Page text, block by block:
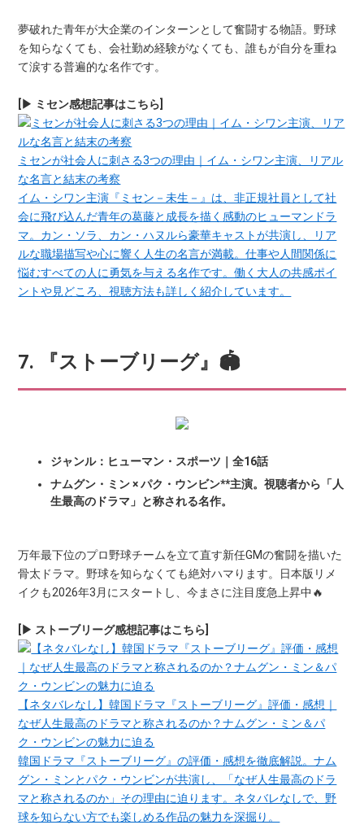
夢破れた青年が大企業のインターンとして奮闘する物語。野球
を知らなくても、会社勤め経験がなくても、誰もが自分を重ね
て涙する普遍的な名作です。
[▶ ミセン感想記事はこちら]
ミセンが社会人に刺さる3つの理由｜イム・シワン主演、リアル
な名言と結末の考察
イム・シワン主演『ミセン－未生－』は、非正規社員として社
会に飛び込んだ青年の葛藤と成長を描く感動のヒューマンドラ
マ。カン・ソラ、カン・ハヌルら豪華キャストが共演し、リア
ルな職場描写や心に響く人生の名言が満載。仕事や人間関係に
悩むすべての人に勇気を与える名作です。働く大人の共感ポイ
ントや見どころ、視聴方法も詳しく紹介しています。
7. 『ストーブリーグ』🏟️
ジャンル：ヒューマン・スポーツ｜全16話
ナムグン・ミン × パク・ウンビン**主演。視聴者から「人
生最高のドラマ」と称される名作。
万年最下位のプロ野球チームを立て直す新任GMの奮闘を描いた
骨太ドラマ。野球を知らなくても絶対ハマります。日本版リメ
イクも2026年3月にスタートし、今まさに注目度急上昇中🔥
[▶ ストーブリーグ感想記事はこちら]
【ネタバレなし】韓国ドラマ『ストーブリーグ』評価・感想｜
なぜ人生最高のドラマと称されるのか？ナムグン・ミン＆パ
ク・ウンビンの魅力に迫る
韓国ドラマ『ストーブリーグ』の評価・感想を徹底解説。ナム
グン・ミンとパク・ウンビンが共演し、「なぜ人生最高のドラ
マと称されるのか」その理由に迫ります。ネタバレなしで、野
球を知らない方でも楽しめる作品の魅力を深掘り。